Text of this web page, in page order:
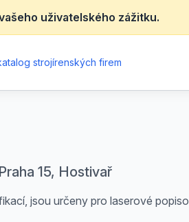
uživatelského zážitku.
strojírenských firem
15, Hostivař
jsou určeny pro laserové